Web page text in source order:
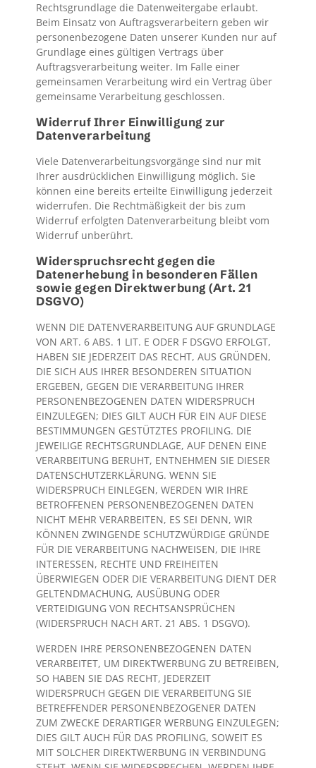
Rechtsgrundlage die Datenweitergabe erlaubt.
Beim Einsatz von Auftragsverarbeitern geben wir
personenbezogene Daten unserer Kunden nur auf
Grundlage eines gültigen Vertrags über
Auftragsverarbeitung weiter. Im Falle einer
gemeinsamen Verarbeitung wird ein Vertrag über
gemeinsame Verarbeitung geschlossen.
Widerruf Ihrer Einwilligung zur
Datenverarbeitung
Viele Datenverarbeitungsvorgänge sind nur mit
Ihrer ausdrücklichen Einwilligung möglich. Sie
können eine bereits erteilte Einwilligung jederzeit
widerrufen. Die Rechtmäßigkeit der bis zum
Widerruf erfolgten Datenverarbeitung bleibt vom
Widerruf unberührt.
Widerspruchsrecht gegen die
Datenerhebung in besonderen Fällen
sowie gegen Direktwerbung (Art. 21
DSGVO)
WENN DIE DATENVERARBEITUNG AUF GRUNDLAGE
VON ART. 6 ABS. 1 LIT. E ODER F DSGVO ERFOLGT,
HABEN SIE JEDERZEIT DAS RECHT, AUS GRÜNDEN,
DIE SICH AUS IHRER BESONDEREN SITUATION
ERGEBEN, GEGEN DIE VERARBEITUNG IHRER
PERSONENBEZOGENEN DATEN WIDERSPRUCH
EINZULEGEN; DIES GILT AUCH FÜR EIN AUF DIESE
BESTIMMUNGEN GESTÜTZTES PROFILING. DIE
JEWEILIGE RECHTSGRUNDLAGE, AUF DENEN EINE
VERARBEITUNG BERUHT, ENTNEHMEN SIE DIESER
DATENSCHUTZERKLÄRUNG. WENN SIE
WIDERSPRUCH EINLEGEN, WERDEN WIR IHRE
BETROFFENEN PERSONENBEZOGENEN DATEN
NICHT MEHR VERARBEITEN, ES SEI DENN, WIR
KÖNNEN ZWINGENDE SCHUTZWÜRDIGE GRÜNDE
FÜR DIE VERARBEITUNG NACHWEISEN, DIE IHRE
INTERESSEN, RECHTE UND FREIHEITEN
ÜBERWIEGEN ODER DIE VERARBEITUNG DIENT DER
GELTENDMACHUNG, AUSÜBUNG ODER
VERTEIDIGUNG VON RECHTSANSPRÜCHEN
(WIDERSPRUCH NACH ART. 21 ABS. 1 DSGVO).
WERDEN IHRE PERSONENBEZOGENEN DATEN
VERARBEITET, UM DIREKTWERBUNG ZU BETREIBEN,
SO HABEN SIE DAS RECHT, JEDERZEIT
WIDERSPRUCH GEGEN DIE VERARBEITUNG SIE
BETREFFENDER PERSONENBEZOGENER DATEN
ZUM ZWECKE DERARTIGER WERBUNG EINZULEGEN;
DIES GILT AUCH FÜR DAS PROFILING, SOWEIT ES
MIT SOLCHER DIREKTWERBUNG IN VERBINDUNG